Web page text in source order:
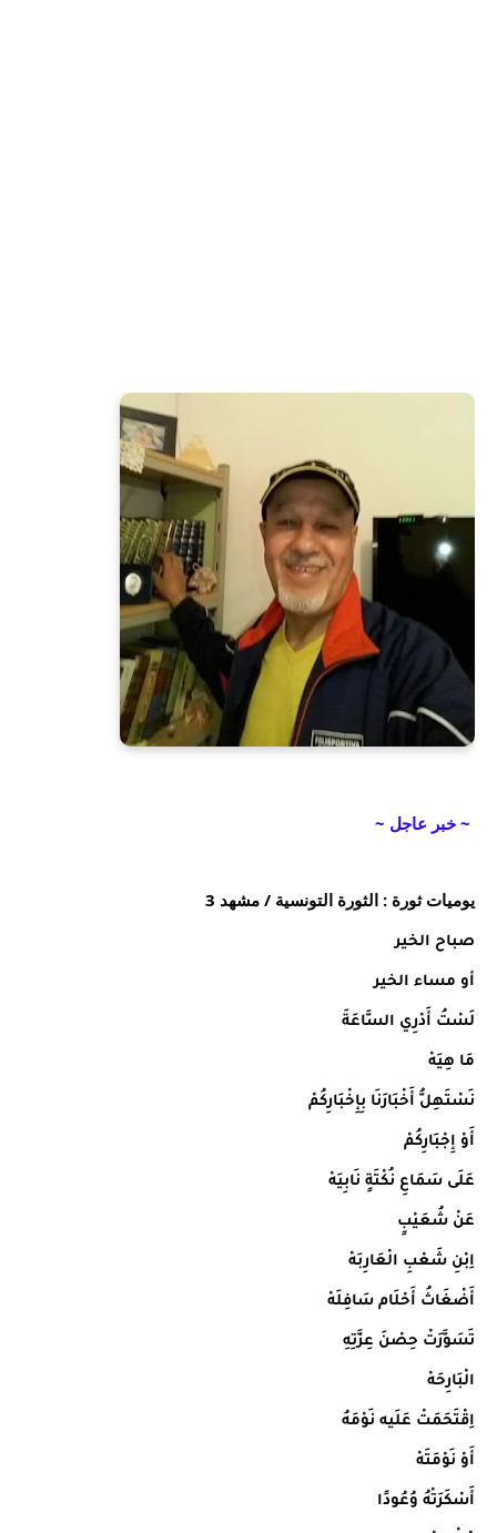
~ خبر عاجل ~
يوميات ثورة : الثورة التونسية / مشهد 3
صباح الخير
أو مساء الخير
لَسْتُ أَدْرِي السَّاعَةَ
مَا هِيَهْ
نَسْتَهِلُّ أَخْبَارَنَا بِإِخْبَارِكُمْ
أَوْ إِجْبَارِكُمْ
عَلَى سَمَاعِ نُكْتَةٍ نَابِيَهْ
عَنْ شُعَيْبٍ
اِبْنِ شَعْبِ الْعَارِبَهْ
أَضْغَاثُ أَحْلَام سَافِلَهْ
تَسَوَّرَتْ حِصْنَ عِزَّتِهِ
الْبَارِحَهْ
اِقْتَحَمَتْ عَلَيه نَوْمَهُ
أَوْ نَوْمَتَهْ
أَسْكَرَتْهُ وُعُودًا